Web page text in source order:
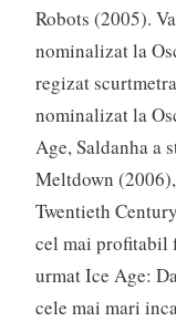
Robots (2005).
nominalizat la
regizat
nominalizat la
Age, Saldanha a
Meltdown
Twentieth
cel mai profitabil
urmat Ice Age:
cele mai mari